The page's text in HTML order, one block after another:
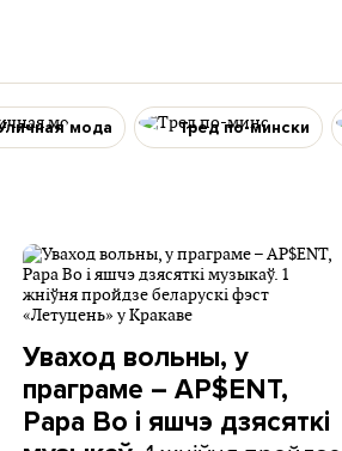
мода Тред по-мински
Уваход вольны, у
праграме – AP$ENT,
Papa Bo і яшчэ дзясяткі